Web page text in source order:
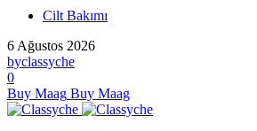
Cilt Bakımı
6 Ağustos 2026
byclassyche
0
Buy Maag Buy Maag